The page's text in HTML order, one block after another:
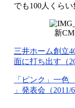
でも100人くらい
新
三井ホーム創立
面に打ち出す（
「ピンク」一
」発表会（2011/